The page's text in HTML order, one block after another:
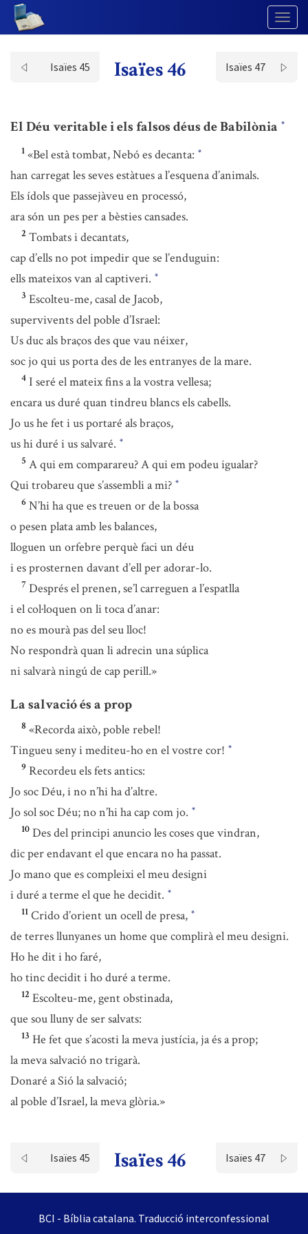
Isaïes 45 Isaïes 46 Isaïes 47
El Déu veritable i els falsos déus de Babilònia *
1 «Bel està tombat, Nebó es decanta: *
han carregat les seves estàtues a l’esquena d’animals.
Els ídols que passejàveu en processó,
ara són un pes per a bèsties cansades.
2 Tombats i decantats,
cap d’ells no pot impedir que se l’enduguin:
ells mateixos van al captiveri. *
3 Escolteu-me, casal de Jacob,
supervivents del poble d’Israel:
Us duc als braços des que vau néixer,
soc jo qui us porta des de les entranyes de la mare.
4 I seré el mateix fins a la vostra vellesa;
encara us duré quan tindreu blancs els cabells.
Jo us he fet i us portaré als braços,
us hi duré i us salvaré. *
5 A qui em comparareu? A qui em podeu igualar?
Qui trobareu que s’assembli a mi? *
6 N’hi ha que es treuen or de la bossa
o pesen plata amb les balances,
lloguen un orfebre perquè faci un déu
i es prosternen davant d’ell per adorar-lo.
7 Després el prenen, se’l carreguen a l’espatlla
i el col·loquen on li toca d’anar:
no es mourà pas del seu lloc!
No respondrà quan li adrecin una súplica
ni salvarà ningú de cap perill.»
La salvació és a prop
8 «Recorda això, poble rebel!
Tingueu seny i mediteu-ho en el vostre cor! *
9 Recordeu els fets antics:
Jo soc Déu, i no n’hi ha d’altre.
Jo sol soc Déu; no n’hi ha cap com jo. *
10 Des del principi anuncio les coses que vindran,
dic per endavant el que encara no ha passat.
Jo mano que es compleixi el meu designi
i duré a terme el que he decidit. *
11 Crido d’orient un ocell de presa, *
de terres llunyanes un home que complirà el meu designi.
Ho he dit i ho faré,
ho tinc decidit i ho duré a terme.
12 Escolteu-me, gent obstinada,
que sou lluny de ser salvats:
13 He fet que s’acosti la meva justícia, ja és a prop;
la meva salvació no trigarà.
Donaré a Sió la salvació;
al poble d’Israel, la meva glòria.»
Isaïes 45 Isaïes 46 Isaïes 47
BCI - Bíblia catalana. Traducció interconfessional